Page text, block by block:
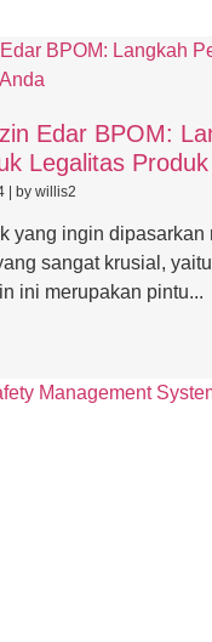
Edar BPOM:
Legalitas
by willis2
yang ingin dipasarkan
sangat krusial,
ini merupakan pintu...